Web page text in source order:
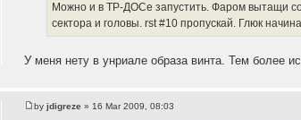
Можно и в ТР-ДОСе запустить. Фаром вытащи
сектора и головы. rst #10 пропускай. Глюк
У меня нету в унриале образа винта. Тем более
byjdigreze » 16 Mar 2009, 08:03